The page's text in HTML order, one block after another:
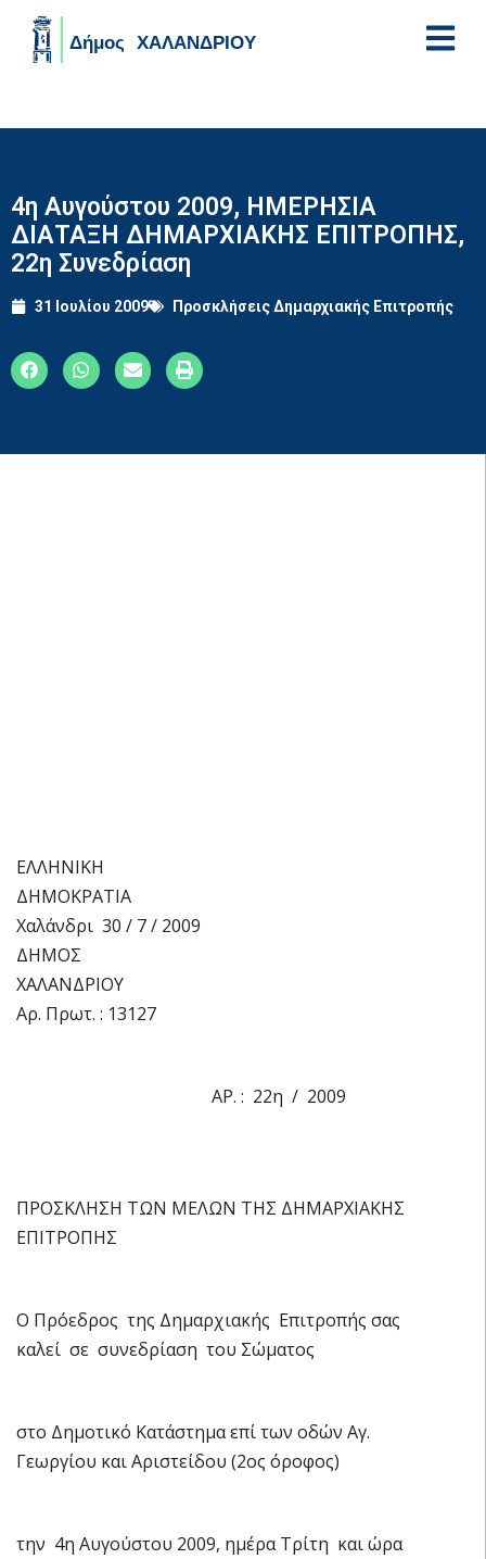
4η Αυγούστου 2009, ΗΜΕΡΗΣΙΑ
ΔΙΑΤΑΞΗ ΔΗΜΑΡΧΙΑΚΗΣ ΕΠΙΤΡΟΠΗΣ,
22η Συνεδρίαση
31 Ιουλίου 2009 Προσκλήσεις Δημαρχιακής Επιτροπής
ΕΛΛΗΝΙΚΗ
ΔΗΜΟΚΡΑΤΙΑ
Χαλάνδρι 30 / 7 / 2009
ΔΗΜΟΣ
ΧΑΛΑΝΔΡΙΟΥ
Αρ. Πρωτ. : 13127
ΑΡ. : 22η / 2009
ΠΡΟΣΚΛΗΣΗ ΤΩΝ ΜΕΛΩΝ ΤΗΣ ΔΗΜΑΡΧΙΑΚΗΣ
ΕΠΙΤΡΟΠΗΣ
Ο Πρόεδρος της Δημαρχιακής Επιτροπής σας
καλεί σε συνεδρίαση του Σώματος
στο Δημοτικό Κατάστημα επί των οδών Αγ.
Γεωργίου και Αριστείδου (2oς όροφος)
την 4η Αυγούστου 2009, ημέρα Τρίτη και ώρα